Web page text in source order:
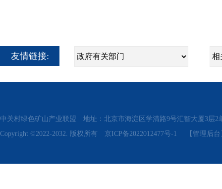
友情链接:
中关村绿色矿山产业联盟 地址：北京市海淀区学清路9号汇智大厦3层
Copyright ©2022-2032. 版权所有 京ICP备2022012477号-1 【管理后